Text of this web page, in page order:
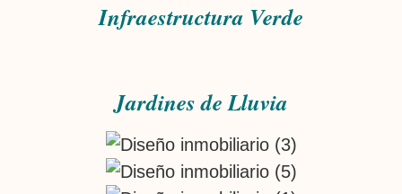
Infraestructura Verde
Jardines de Lluvia